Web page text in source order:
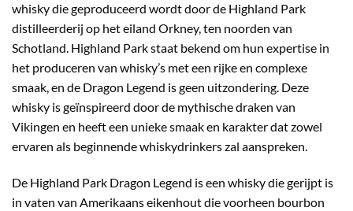
whisky die geproduceerd wordt door de Highland Park
distilleerderij op het eiland Orkney, ten noorden van
Schotland. Highland Park staat bekend om hun expertise in
het produceren van whisky’s met een rijke en complexe
smaak, en de Dragon Legend is geen uitzondering. Deze
whisky is geïnspireerd door de mythische draken van
Vikingen en heeft een unieke smaak en karakter dat zowel
ervaren als beginnende whiskydrinkers zal aanspreken.
De Highland Park Dragon Legend is een whisky die gerijpt is
in vaten van Amerikaans eikenhout die voorheen bourbon